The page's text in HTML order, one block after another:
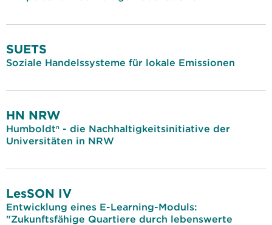
SUETS
Soziale Handelssysteme für lokale Emissionen
HN NRW
Humboldtⁿ - die Nachhaltigkeitsinitiative der
Universitäten in NRW
LesSON IV
Entwicklung eines E-Learning-Moduls:
"Zukunftsfähige Quartiere durch lebenswerte